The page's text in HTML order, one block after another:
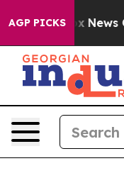
AGP PICKS
Fox News Goes